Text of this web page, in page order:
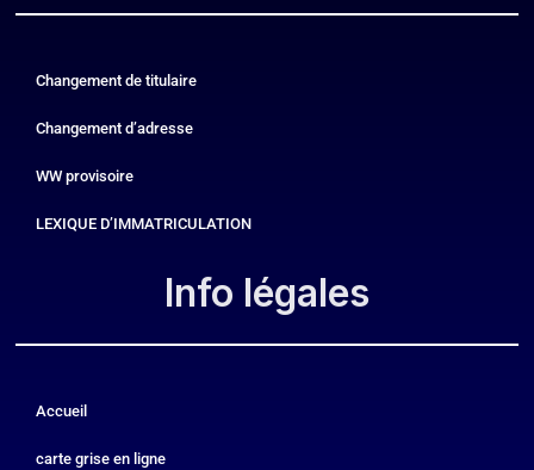
Changement de titulaire
Changement d’adresse
WW provisoire
LEXIQUE D’IMMATRICULATION
Info légales​
Accueil
carte grise en ligne